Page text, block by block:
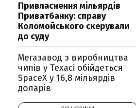
Привласнення мільярдів
Приватбанку: справу
Коломойського скерували
до суду
Мегазавод з виробництва
чипів у Техасі обійдеться
SpaceX у 16,8 мільярдів
доларів